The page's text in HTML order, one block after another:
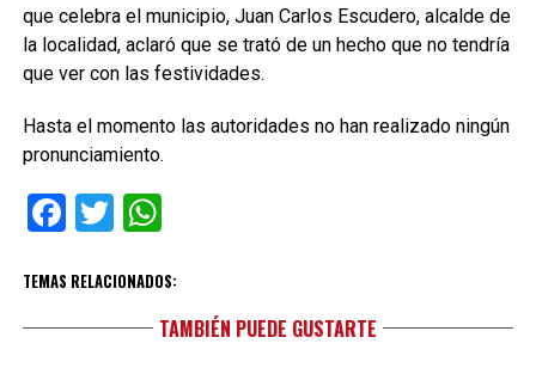
que celebra el municipio, Juan Carlos Escudero, alcalde de
la localidad, aclaró que se trató de un hecho que no tendría
que ver con las festividades.
Hasta el momento las autoridades no han realizado ningún
pronunciamiento.
Facebook
TwitterWhatsApp
TEMAS RELACIONADOS:
TAMBIÉN PUEDE GUSTARTE